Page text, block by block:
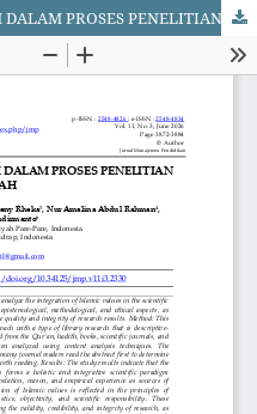
INTEGRASI NILAI-NILAI ISLAM DALAM PROSES PENELITIAN ILMIAH